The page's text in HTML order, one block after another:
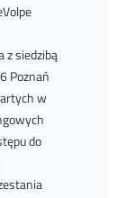
z siedzibą
Poznań
w
do